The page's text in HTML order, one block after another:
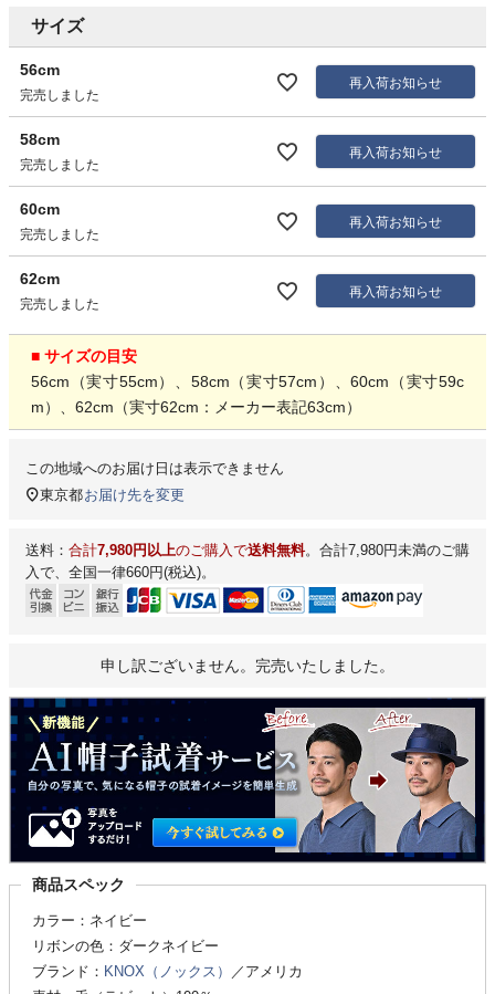
サイズ
56cm
完売しました
再入荷お知らせ
58cm
完売しました
再入荷お知らせ
60cm
完売しました
再入荷お知らせ
62cm
完売しました
再入荷お知らせ
■ サイズの目安
56cm（実寸55cm）、58cm（実寸57cm）、60cm（実寸59c
m）、62cm（実寸62cm：メーカー表記63cm）
この地域へのお届け日は表示できません
東京都お届け先を変更
送料： 合計7,980円以上のご購入で送料無料。合計7,980円未満のご購
入で、全国一律660円(税込)。
申し訳ございません。完売いたしました。
商品スペック
カラー：ネイビー
リボンの色：ダークネイビー
ブランド： KNOX（ノックス）
／アメリカ